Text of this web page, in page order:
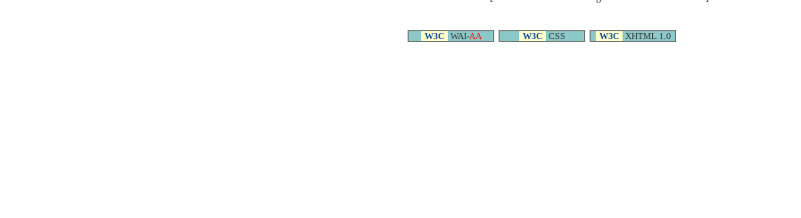
W3C WAI-AA W3C CSS W3C XHTML 1.0